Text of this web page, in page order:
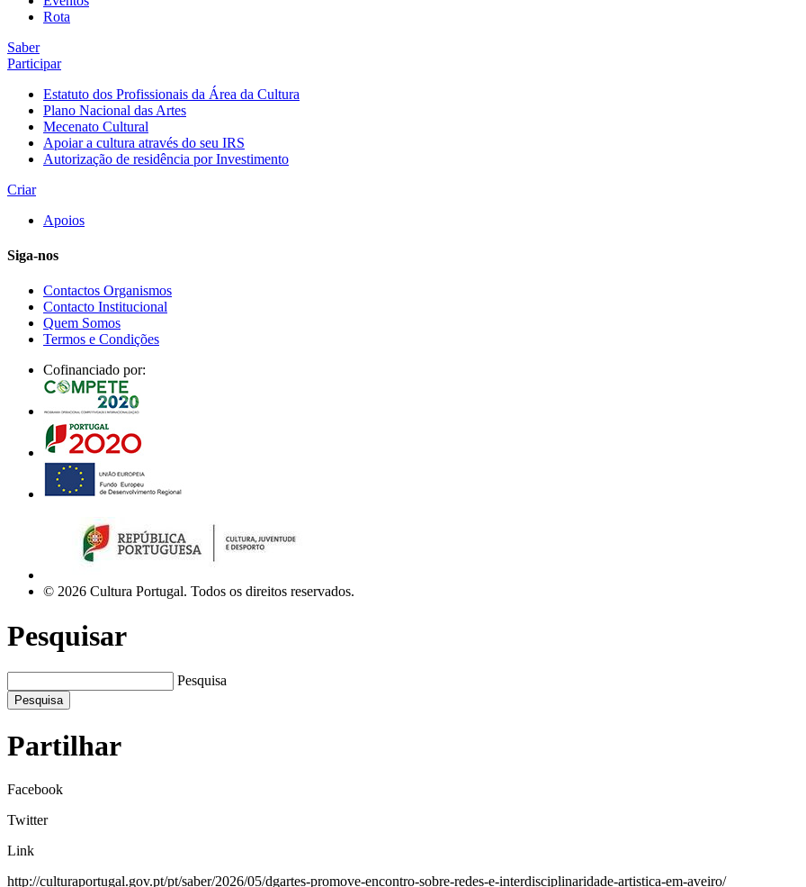
Rota
Saber
Participar
Estatuto dos Profissionais da Área da Cultura
Plano Nacional das Artes
Mecenato Cultural
Apoiar a cultura através do seu IRS
Autorização de residência por Investimento
Criar
Apoios
Siga-nos
Contactos Organismos
Contacto Institucional
Quem Somos
Termos e Condições
Cofinanciado por:
© 2026 Cultura Portugal. Todos os direitos reservados.
Pesquisar
Pesquisa
Pesquisa
Partilhar
Facebook
Twitter
Link
http://culturaportugal.gov.pt/pt/saber/2026/05/dgartes-promove-encontro-sobre-redes-e-interdisciplinaridade-artistica-em-aveiro/